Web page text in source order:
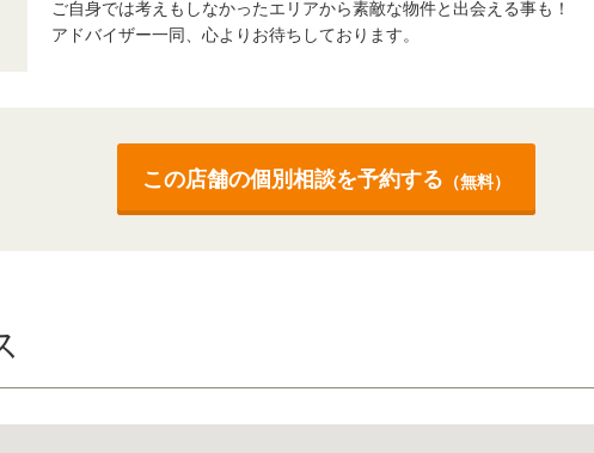
ご自身では考えもしなかったエリアから素敵な物件と出会える事も！
アドバイザー一同、心よりお待ちしております。
この店舗の個別相談を予約する （無料）